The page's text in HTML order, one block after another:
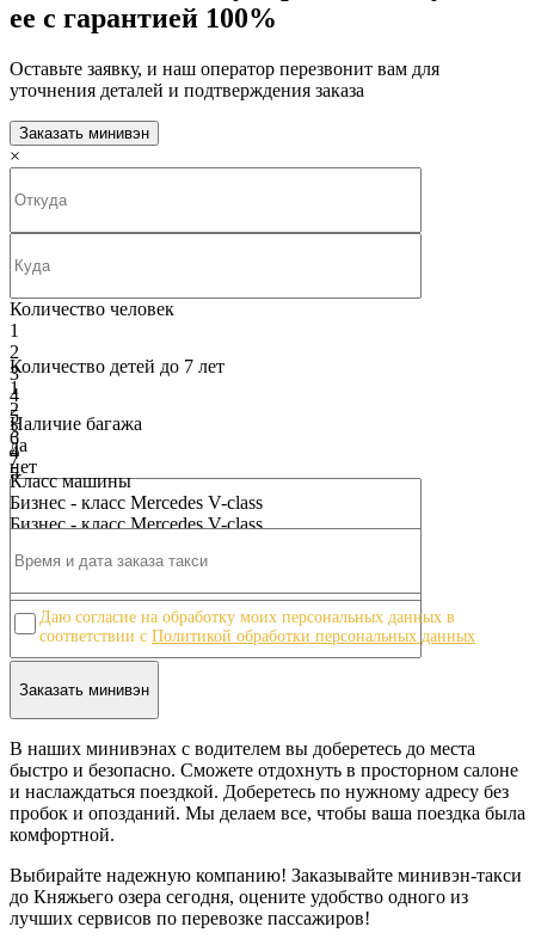
ее с гарантией 100%
Оставьте заявку, и наш оператор перезвонит вам для
уточнения деталей и подтверждения заказа
Заказать минивэн
×
Количество человек
1
2
3
4
5
6
7
8
9
10
Количество детей до 7 лет
1
2
3
4
5
6
7
9
Наличие багажа
да
нет
Класс машины
Бизнес - класс Mercedes V-class
Бизнес - класс Mercedes V-class
Даю согласие на обработку моих персональных данных в
соответствии с Политикой обработки персональных данных
В наших минивэнах с водителем вы доберетесь до места
быстро и безопасно. Сможете отдохнуть в просторном салоне
и наслаждаться поездкой. Доберетесь по нужному адресу без
пробок и опозданий. Мы делаем все, чтобы ваша поездка была
комфортной.
Выбирайте надежную компанию! Заказывайте минивэн-такси
до Княжьего озера сегодня, оцените удобство одного из
лучших сервисов по перевозке пассажиров!